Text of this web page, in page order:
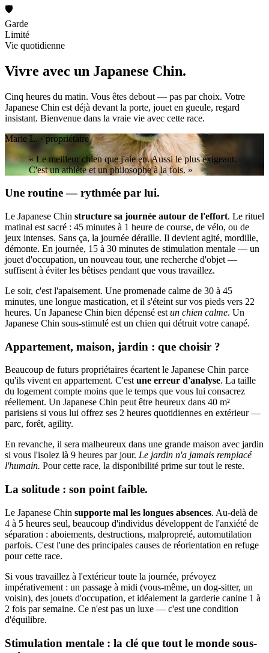
🛡️
Garde
Limité
Vie quotidienne
Vivre avec un Japanese Chin.
Cinq heures du matin. Vous êtes debout — pas par choix. Votre
Japanese Chin est déjà devant la porte, jouet en gueule, regard
insistant. Bienvenue dans la vraie vie avec cette race.
Marie L. · propriétaire
« Le meilleur chien que j'aie eu. Aussi le plus exigeant.
C'est un athlète et un philosophe à la fois. »
Une routine — rythmée par lui.
Le Japanese Chin structure sa journée autour de l'effort. Le rituel
matinal est sacré : 45 minutes à 1 heure de course, de vélo, ou de
jeux intenses. Sans ça, la journée déraille. Il devient agité, mordille,
démonte. En journée, 15 à 30 minutes de stimulation mentale — un
jouet d'occupation, un nouveau tour, une recherche d'objet —
suffisent à éviter les bêtises pendant que vous travaillez.
Le soir, c'est l'apaisement. Une promenade calme de 30 à 45
minutes, une longue mastication, et il s'éteint sur vos pieds vers 22
heures. Un Japanese Chin bien dépensé est un chien calme. Un
Japanese Chin sous-stimulé est un chien qui détruit votre canapé.
Appartement, maison, jardin : que choisir ?
Beaucoup de futurs propriétaires écartent le Japanese Chin parce
qu'ils vivent en appartement. C'estune erreur d'analyse. La taille
du logement compte moins que le temps que vous lui consacrez
réellement. Un Japanese Chin peut être heureux dans 40 m²
parisiens si vous lui offrez ses 2 heures quotidiennes en extérieur —
parc, forêt, agility.
En revanche, il sera malheureux dans une grande maison avec jardin
si vous l'isolez là 9 heures par jour. Le jardin n'a jamais remplacé
l'humain. Pour cette race, la disponibilité prime sur tout le reste.
La solitude : son point faible.
Le Japanese Chin supporte mal les longues absences. Au-delà de
4 à 5 heures seul, beaucoup d'individus développent de l'anxiété de
séparation : aboiements, destructions, malpropreté, automutilation
parfois. C'est l'une des principales causes de réorientation en refuge
pour cette race.
Si vous travaillez à l'extérieur toute la journée, prévoyez
impérativement : un passage à midi (vous-même, un dog-sitter, un
voisin), des jouets d'occupation, et idéalement la garderie canine 1 à
2 fois par semaine. Ce n'est pas un luxe — c'est une condition
d'équilibre.
Stimulation mentale : la clé que tout le monde sous-